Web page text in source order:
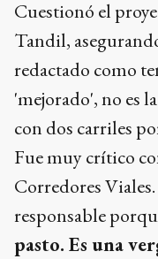
Cuestionó el
Tandil,
redactado como
'mejorado', no es
con dos carriles
Fue muy crítico
Corredores
responsable
pasto. Es una